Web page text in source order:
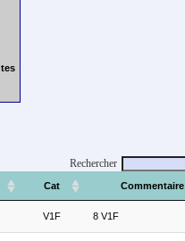
Rechercher
Cat Commentaire
V1F 8 V1F